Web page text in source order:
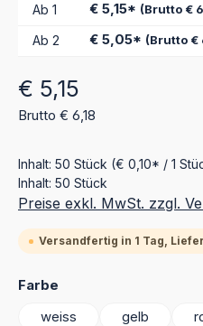
Ab 1 € 5,15* (Brutto €
Ab 2 € 5,05* (Brutto €
Regulärer Preis:
€ 5,15
Brutto € 6,18
Inhalt: 50 Stück (€ 0,10* / 1
Inhalt: 50 Stück
Preise exkl. MwSt. zzgl.
Versandfertig in 1 Tag,
Farbe
weiss
gelb